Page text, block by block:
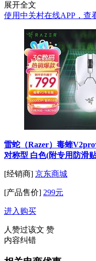
展开全文
使用中关村在线APP，查
雷蛇（Razer）毒蝰
对称型 白色(附专用防滑
[经销商] 京东商城
[产品售价] 299元
进入购买
人赞过该文 赞
内容纠错